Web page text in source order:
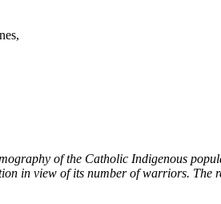
of the Catholic Indigenous
in view of its number of warriors. The